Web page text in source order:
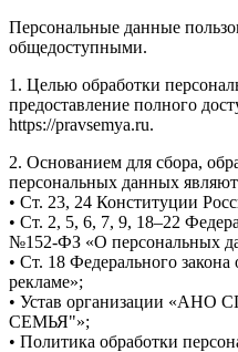
Персональные данные
общедоступными.
1. Целью обработки
предоставление полного
https://pravsemya.ru.
2. Основанием для сбора,
персональных данных
• Ст. 23, 24 Конституции
• Ст. 2, 5, 6, 7, 9, 18–22
№152-ФЗ «О персональных
• Ст. 18 Федерального
рекламе»;
• Устав организации
СЕМЬЯ"»;
• Политика обработки